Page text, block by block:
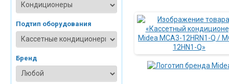
Подтип оборудования
Бренд